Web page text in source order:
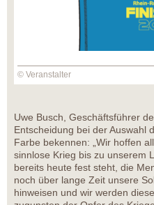
© Veranstalter
Uwe Busch, Geschäftsführer
Entscheidung bei der Auswahl
Farbe bekennen: „Wir hoffen
sinnlose Krieg bis zu unserem
bereits heute fest steht, die
noch über lange Zeit unsere
hinweisen und wir werden